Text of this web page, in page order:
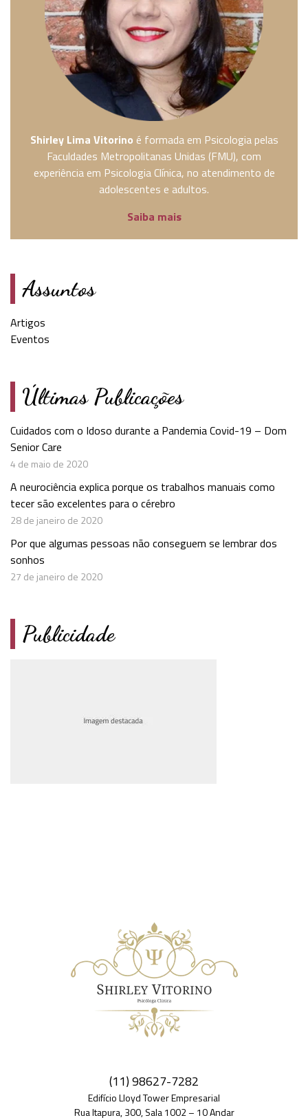
Shirley Lima Vitorino é formada em Psicologia pelas
Faculdades Metropolitanas Unidas (FMU), com
experiência em Psicologia Clínica, no atendimento de
adolescentes e adultos.
Saiba mais
Assuntos
Artigos
Eventos
Últimas Publicações
Cuidados com o Idoso durante a Pandemia Covid-19 – Dom
Senior Care
4 de maio de 2020
A neurociência explica porque os trabalhos manuais como
tecer são excelentes para o cérebro
28 de janeiro de 2020
Por que algumas pessoas não conseguem se lembrar dos
sonhos
27 de janeiro de 2020
Publicidade
(11) 98627-7282
Edifício Lloyd Tower Empresarial
Rua Itapura, 300, Sala 1002 – 10 Andar